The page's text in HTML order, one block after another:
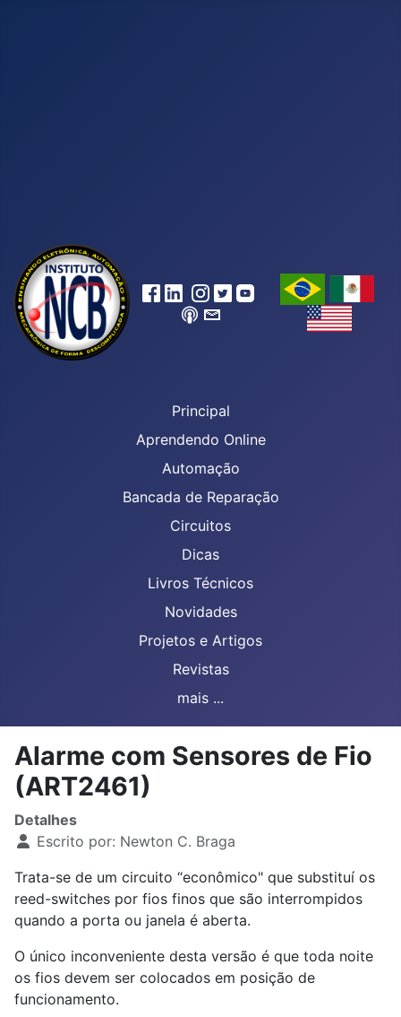
Principal
Aprendendo Online
Automação
Bancada de Reparação
Circuitos
Dicas
Livros Técnicos
Novidades
Projetos e Artigos
Revistas
mais ...
Alarme com Sensores de Fio
(ART2461)
Detalhes
Escrito por: Newton C. Braga
Trata-se de um circuito “econômico" que substituí os
reed-switches por fios finos que são interrompidos
quando a porta ou janela é aberta.
O único inconveniente desta versão é que toda noite
os fios devem ser colocados em posição de
funcionamento.